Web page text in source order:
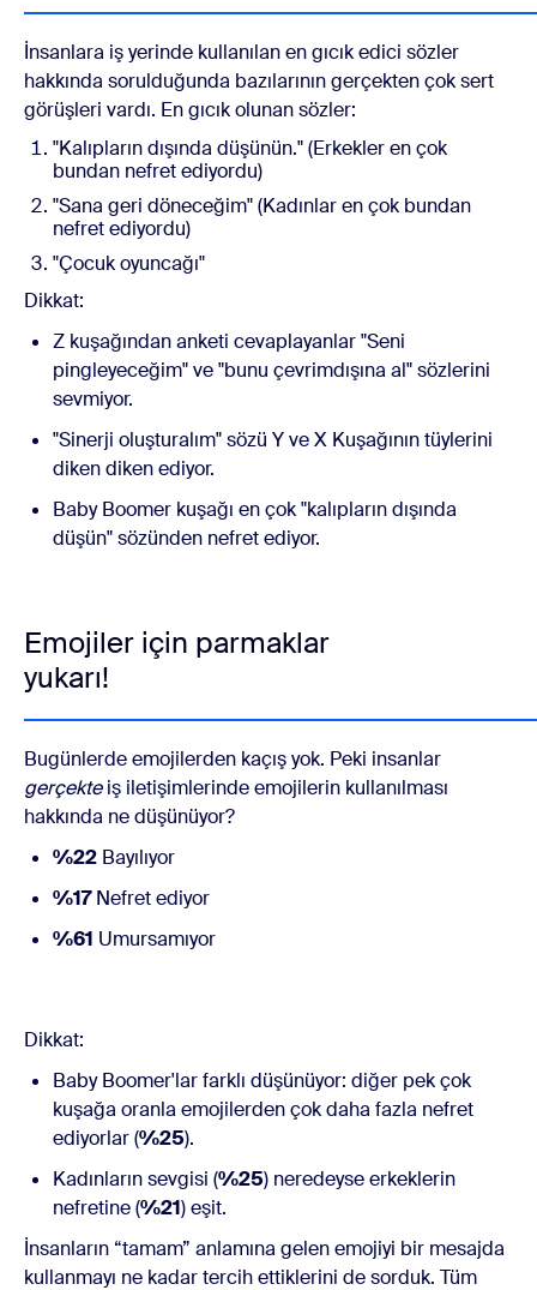
İnsanlara iş yerinde kullanılan en gıcık edici sözler
hakkında sorulduğunda bazılarının gerçekten çok sert
görüşleri vardı. En gıcık olunan sözler:
"Kalıpların dışında düşünün." (Erkekler en çok
bundan nefret ediyordu)
"Sana geri döneceğim" (Kadınlar en çok bundan
nefret ediyordu)
"Çocuk oyuncağı"
Dikkat:
Z kuşağından anketi cevaplayanlar "Seni
pingleyeceğim" ve "bunu çevrimdışına al" sözlerini
sevmiyor.
"Sinerji oluşturalım" sözü Y ve X Kuşağının tüylerini
diken diken ediyor.
Baby Boomer kuşağı en çok "kalıpların dışında
düşün" sözünden nefret ediyor.
Emojiler için parmaklar
yukarı!
Bugünlerde emojilerden kaçış yok. Peki insanlar
gerçekteiş iletişimlerinde emojilerin kullanılması
hakkında ne düşünüyor?
%22 Bayılıyor
%17Nefret ediyor
%61 Umursamıyor
Dikkat:
Baby Boomer'lar farklı düşünüyor: diğer pek çok
kuşağa oranla emojilerden çok daha fazla nefret
ediyorlar (%25).
Kadınların sevgisi (%25) neredeyse erkeklerin
nefretine (%21) eşit.
İnsanların “tamam” anlamına gelen emojiyi bir mesajda
kullanmayı ne kadar tercih ettiklerini de sorduk. Tüm